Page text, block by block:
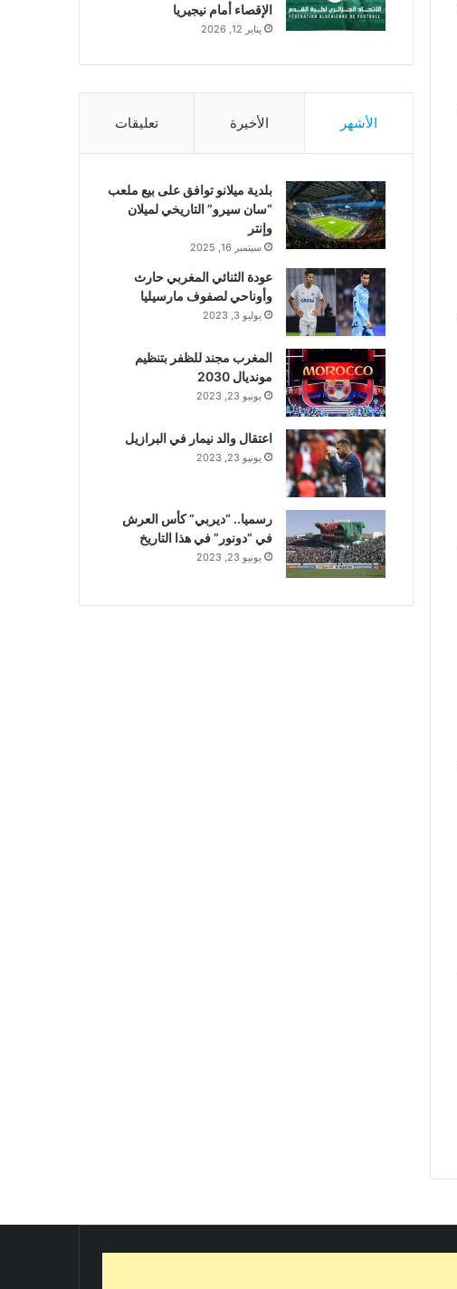
الإقصاء أمام نيجيريا
يناير 12, 2026
الأشهر الأخيرة تعليقات
بلدية ميلانو توافق على بيع ملعب
“سان سيرو” التاريخي لميلان
وإنتر
سبتمبر 16, 2025
عودة الثنائي المغربي حارث
وأوناحي لصفوف مارسيليا
يوليو 3, 2023
المغرب مجند للظفر بتنظيم
مونديال 2030
يونيو 23, 2023
اعتقال والد نيمار في البرازيل
يونيو 23, 2023
رسميا.. “ديربي” كأس العرش
في “دونور” في هذا التاريخ
يونيو 23, 2023